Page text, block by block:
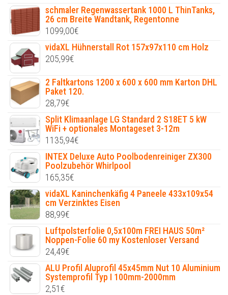
schmaler Regenwassertank 1000 L ThinTanks,
26 cm Breite Wandtank, Regentonne
1099,00€
vidaXL Hühnerstall Rot 157x97x110 cm Holz
205,99€
2 Faltkartons 1200 x 600 x 600 mm Karton DHL
Paket 120.
28,79€
Split Klimaanlage LG Standard 2 S18ET 5 kW
WiFi + optionales Montageset 3-12m
1135,94€
INTEX Deluxe Auto Poolbodenreiniger ZX300
Poolzubehör Whirlpool
165,35€
vidaXL Kaninchenkäfig 4 Paneele 433x109x54
cm Verzinktes Eisen
88,99€
Luftpolsterfolie 0,5x100m FREI HAUS 50m²
Noppen-Folie 60 my Kostenloser Versand
24,49€
ALU Profil Aluprofil 45x45mm Nut 10 Aluminium
Systemprofil Typ I 100mm-2000mm
2,51€